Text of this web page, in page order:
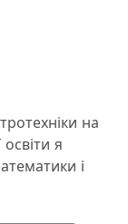
на
освіти я
і
початкової